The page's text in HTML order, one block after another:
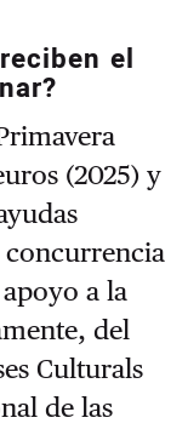
el
(2025) y
a la
del
Culturals
de las